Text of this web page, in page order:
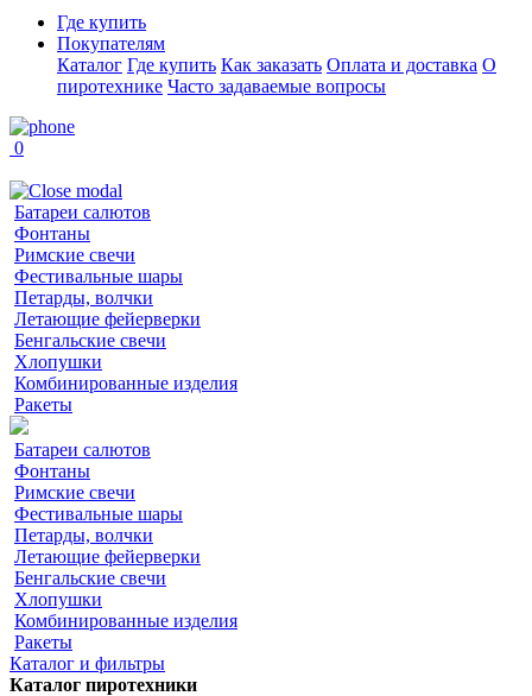
Где купить
Покупателям
Каталог Где купить Как заказать Оплата и доставка О
пиротехнике Часто задаваемые вопросы
0
Батареи салютов
Фонтаны
Римские свечи
Фестивальные шары
Петарды, волчки
Летающие фейерверки
Бенгальские свечи
Хлопушки
Комбинированные изделия
Ракеты
Батареи салютов
Фонтаны
Римские свечи
Фестивальные шары
Петарды, волчки
Летающие фейерверки
Бенгальские свечи
Хлопушки
Комбинированные изделия
Ракеты
Каталог и фильтры
Каталог пиротехники